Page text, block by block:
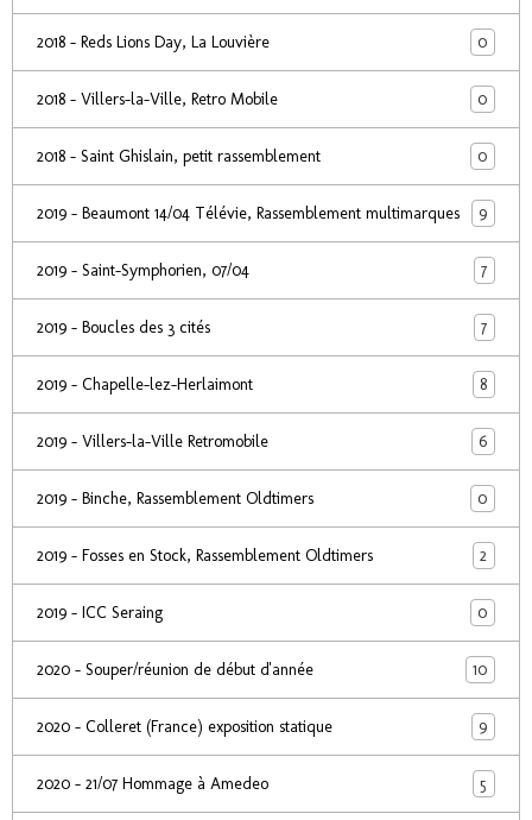
2018 - Reds Lions Day, La Louvière 0
2018 - Villers-la-Ville, Retro Mobile 0
2018 - Saint Ghislain, petit rassemblement 0
2019 - Beaumont 14/04 Télévie, Rassemblement multimarques 9
2019 - Saint-Symphorien, 07/04 7
2019 - Boucles des 3 cités 7
2019 - Chapelle-lez-Herlaimont 8
2019 - Villers-la-Ville Retromobile 6
2019 - Binche, Rassemblement Oldtimers 0
2019 - Fosses en Stock, Rassemblement Oldtimers 2
2019 - ICC Seraing 0
2020 - Souper/réunion de début d'année 10
2020 - Colleret (France) exposition statique 9
2020 - 21/07 Hommage à Amedeo 5